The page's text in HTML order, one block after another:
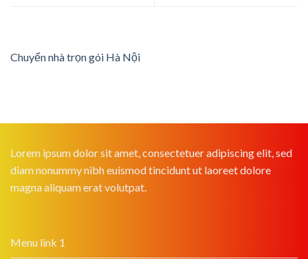
Chuyển nhà trọn gói Hà Nội
Lorem ipsum dolor sit amet, consectetuer adipiscing elit, sed
diam nonummy nibh euismod tincidunt ut laoreet dolore
magna aliquam erat volutpat.
Menu link 1